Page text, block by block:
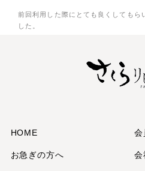
前回利用した際にとても良くしてもら
した。
2025年9月
2025年7月
2024年12月
2024年11月
HOME
お急ぎの方へ
会
会